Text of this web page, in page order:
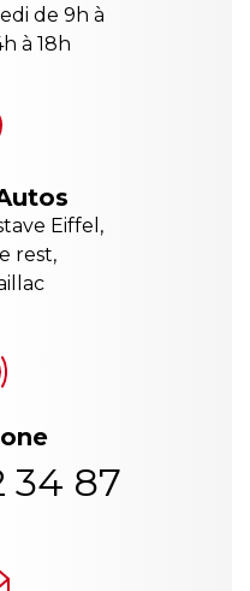
de 9h à
à 18h
Eiffel,
rest,
34 87